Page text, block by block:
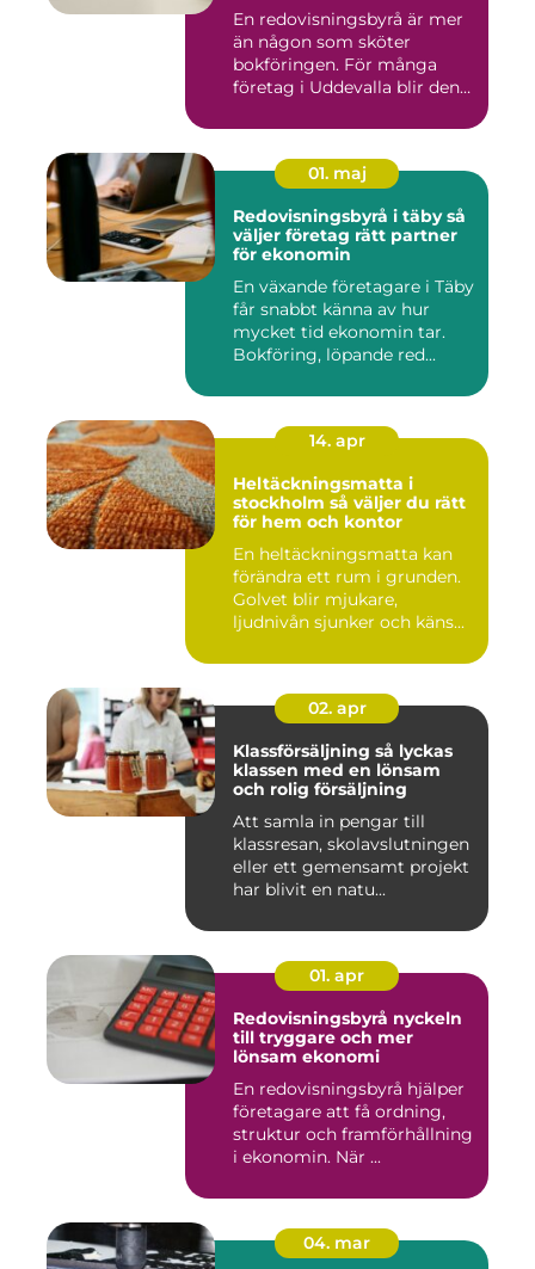
En redovisningsbyrå är mer
än någon som sköter
bokföringen. För många
företag i Uddevalla blir den
01. maj
Redovisningsbyrå i täby så
väljer företag rätt partner
för ekonomin
En växande företagare i Täby
får snabbt känna av hur
mycket tid ekonomin tar.
Bokföring, löpande red...
14. apr
Heltäckningsmatta i
stockholm så väljer du rätt
för hem och kontor
En heltäckningsmatta kan
förändra ett rum i grunden.
Golvet blir mjukare,
ljudnivån sjunker och käns...
02. apr
Klassförsäljning så lyckas
klassen med en lönsam
och rolig försäljning
Att samla in pengar till
klassresan, skolavslutningen
eller ett gemensamt projekt
har blivit en natu...
01. apr
Redovisningsbyrå nyckeln
till tryggare och mer
lönsam ekonomi
En redovisningsbyrå hjälper
företagare att få ordning,
struktur och framförhållning
i ekonomin. När ...
04. mar